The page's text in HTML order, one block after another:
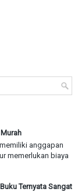
anggapan
memerlukan biaya
Ternyata Sangat